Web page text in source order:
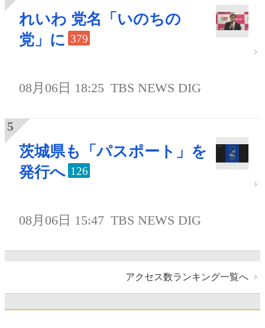
れいわ 党名「いのちの
党」に 379
08月06日 18:25 TBS NEWS DIG
茨城県も「パスポート」を
発行へ 126
08月06日 15:47 TBS NEWS DIG
アクセス数ランキング一覧へ